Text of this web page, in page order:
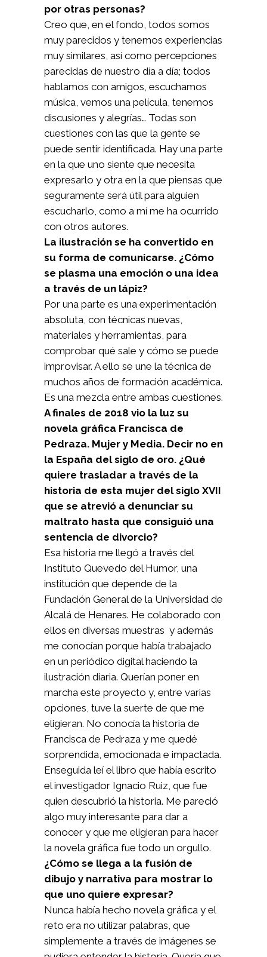
por otras personas?
Creo que, en el fondo, todos somos
muy parecidos y tenemos experiencias
muy similares, así como percepciones
parecidas de nuestro día a día; todos
hablamos con amigos, escuchamos
música, vemos una película, tenemos
discusiones y alegrías… Todas son
cuestiones con las que la gente se
puede sentir identificada. Hay una parte
en la que uno siente que necesita
expresarlo y otra en la que piensas que
seguramente será útil para alguien
escucharlo, como a mí me ha ocurrido
con otros autores.
La ilustración se ha convertido en
su forma de comunicarse. ¿Cómo
se plasma una emoción o una idea
a través de un lápiz?
Por una parte es una experimentación
absoluta, con técnicas nuevas,
materiales y herramientas, para
comprobar qué sale y cómo se puede
improvisar. A ello se une la técnica de
muchos años de formación académica.
Es una mezcla entre ambas cuestiones.
A finales de 2018 vio la luz su
novela gráfica Francisca de
Pedraza. Mujer y Media. Decir no en
la España del siglo de oro. ¿Qué
quiere trasladar a través de la
historia de esta mujer del siglo XVII
que se atrevió a denunciar su
maltrato hasta que consiguió una
sentencia de divorcio?
Esa historia me llegó a través del
Instituto Quevedo del Humor, una
institución que depende de la
Fundación General de la Universidad de
Alcalá de Henares. He colaborado con
ellos en diversas muestras y además
me conocían porque había trabajado
en un periódico digital haciendo la
ilustración diaria. Querían poner en
marcha este proyecto y, entre varias
opciones, tuve la suerte de que me
eligieran. No conocía la historia de
Francisca de Pedraza y me quedé
sorprendida, emocionada e impactada.
Enseguida leí el libro que había escrito
el investigador Ignacio Ruiz, que fue
quien descubrió la historia. Me pareció
algo muy interesante para dar a
conocer y que me eligieran para hacer
la novela gráfica fue todo un orgullo.
¿Cómo se llega a la fusión de
dibujo y narrativa para mostrar lo
que uno quiere expresar?
Nunca había hecho novela gráfica y el
reto era no utilizar palabras, que
simplemente a través de imágenes se